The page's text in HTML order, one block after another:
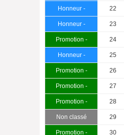
Honneur - 22
Honneur - 23
Promotion - 24
Honneur - 25
Promotion - 26
Promotion - 27
Promotion - 28
Non classé 29
Promotion - 30